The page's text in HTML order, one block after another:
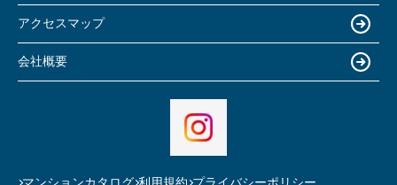
アクセスマップ
会社概要
マンションカタログ 利用規約 プライバシーポリシー